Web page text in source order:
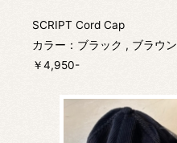
SCRIPT Cord Cap
カラー：ブラック , ブラウン
￥4,950-